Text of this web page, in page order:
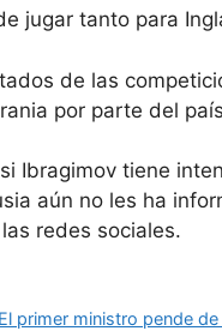
jugar tanto para
de las
por parte del
Ibragimov tiene
aún no les ha
redes sociales.
primer ministro pende